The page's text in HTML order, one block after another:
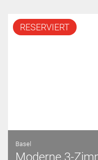
RESERVIERT
Basel
Moderne 3-